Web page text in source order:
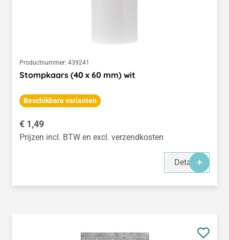
Productnummer: 439241
Stompkaars (40 x 60 mm) wit
Beschikbare varianten
Normale prijs:
€ 1,49
Prijzen incl. BTW en excl. verzendkosten
Details